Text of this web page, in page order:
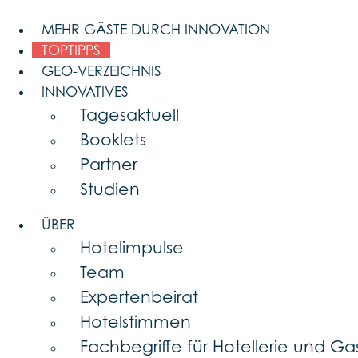
content
MEHR GÄSTE DURCH INNOVATION
TOPTIPPS
GEO-VERZEICHNIS
INNOVATIVES
Tagesaktuell
Booklets
Partner
Studien
ÜBER
Hotelimpulse
Team
Expertenbeirat
Hotelstimmen
Fachbegriffe für Hotellerie und